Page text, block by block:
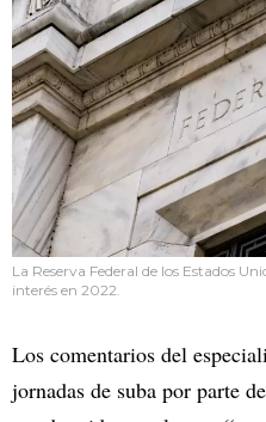
La Reserva Federal de los Estados
interés en 2022.
Los comentarios del
jornadas de suba por parte